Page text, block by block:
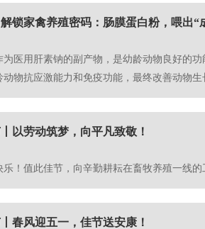
锁家禽养殖密码：肠膜蛋白粉，喂出“
为医用肝素钠的副产物，是幼龄动物良好的
动物抗应激能力和免疫功能，最终改善动物生
以劳动筑梦，向平凡致敬！
乐！值此佳节，向辛勤耕耘在畜牧养殖一线的
春风迎五一，佳节送安康！